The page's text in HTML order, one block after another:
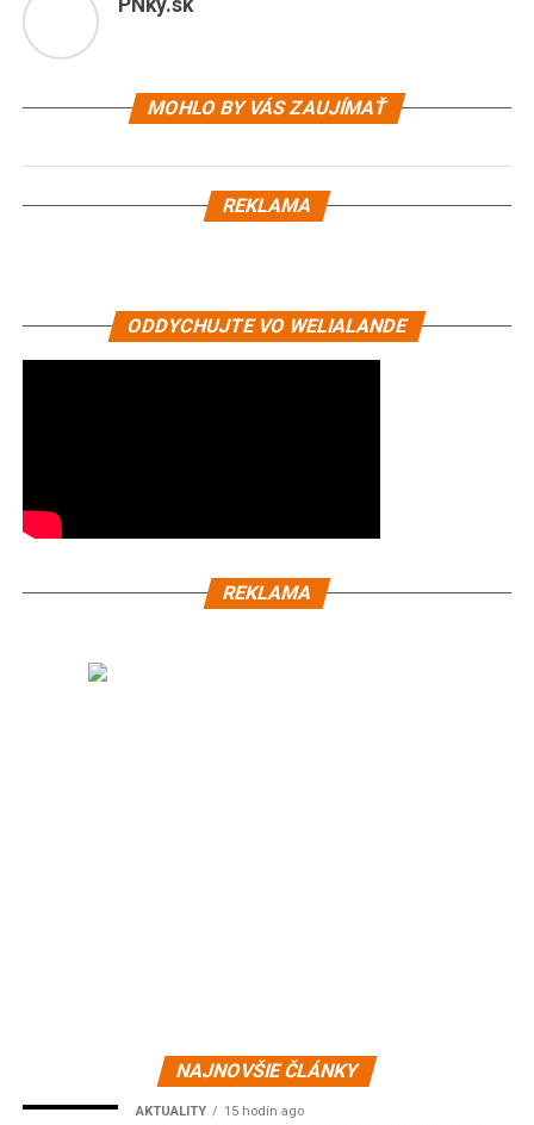
MOHLO BY VÁS ZAUJÍMAŤ
REKLAMA
ODDYCHUJTE VO WELIALANDE
REKLAMA
NAJNOVŠIE ČLÁNKY
AKTUALITY 15 hodín ago